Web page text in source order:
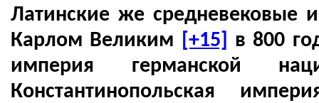
Латинские же средневековые
Карлом Великим
[+15]
в 800
империя германской
Константинопольская